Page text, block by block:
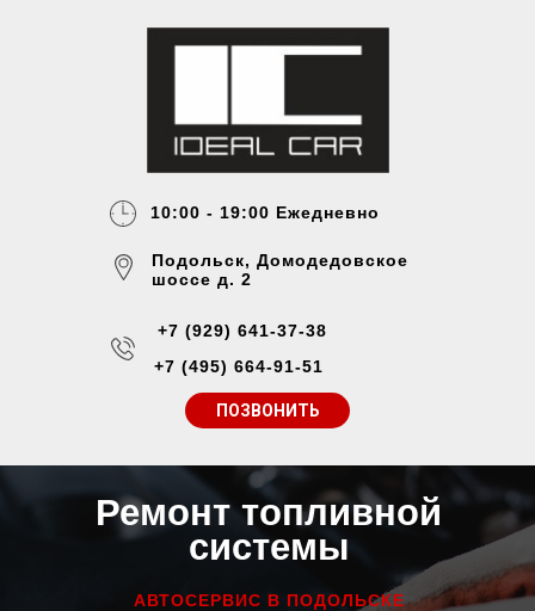
10:00 - 19:00 Ежедневно
+7 (929) 641-37-38
Подольск, Домодедовское
шоссе д. 2
+7 (495) 664-91-51
ПОЗВОНИТЬ
Ремонт топливной
системы
АВТОСЕРВИС В ПОДОЛЬСКЕ